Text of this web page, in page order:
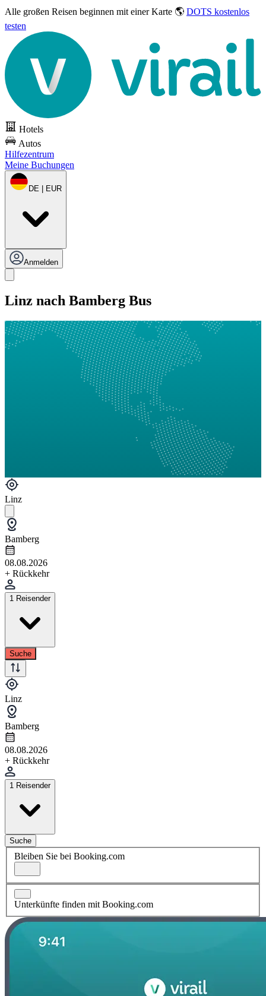
Alle großen Reisen beginnen mit einer Karte 🌎 DOTS kostenlos
testen
Hotels
Autos
Hilfezentrum
Meine Buchungen
DE | EUR
Anmelden
Linz nach Bamberg Bus
Linz
Bamberg
08.08.2026
+ Rückkehr
1 Reisender
Suche
Linz
Bamberg
08.08.2026
+ Rückkehr
1 Reisender
Suche
Bleiben Sie bei Booking.com
Unterkünfte finden mit Booking.com